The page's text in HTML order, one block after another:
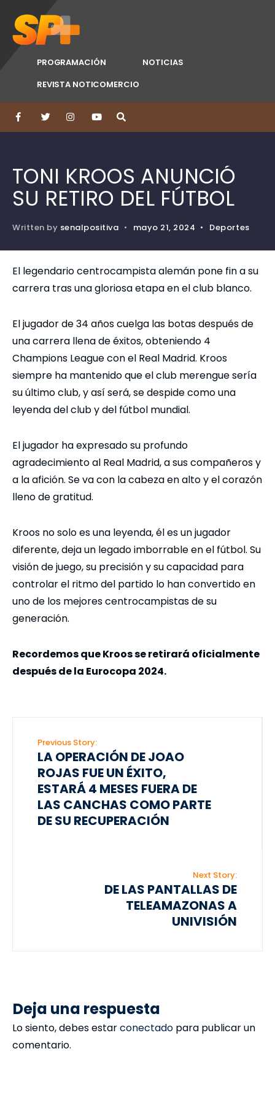
PROGRAMACIÓN
NOTICIAS
REVISTA NOTICOMERCIO
TONI KROOS ANUNCIÓ
SU RETIRO DEL FÚTBOL
Written by senalpositiva • mayo 21, 2024 • Deportes
El legendario centrocampista alemán pone fin a su
carrera tras una gloriosa etapa en el club blanco.
El jugador de 34 años cuelga las botas después de
una carrera llena de éxitos, obteniendo 4
Champions League con el Real Madrid. Kroos
siempre ha mantenido que el club merengue sería
su último club, y así será, se despide como una
leyenda del club y del fútbol mundial.
El jugador ha expresado su profundo
agradecimiento al Real Madrid, a sus compañeros y
a la afición. Se va con la cabeza en alto y el corazón
lleno de gratitud.
Kroos no solo es una leyenda, él es un jugador
diferente, deja un legado imborrable en el fútbol. Su
visión de juego, su precisión y su capacidad para
controlar el ritmo del partido lo han convertido en
uno de los mejores centrocampistas de su
generación.
Recordemos que Kroos se retirará oficialmente
después de la Eurocopa 2024.
Previous Story:
LA OPERACIÓN DE JOAO
ROJAS FUE UN ÉXITO,
ESTARÁ 4 MESES FUERA DE
LAS CANCHAS COMO PARTE
DE SU RECUPERACIÓN
Next Story:
DE LAS PANTALLAS DE
TELEAMAZONAS A
UNIVISIÓN
Deja una respuesta
Lo siento, debes estarconectado para publicar un
comentario.